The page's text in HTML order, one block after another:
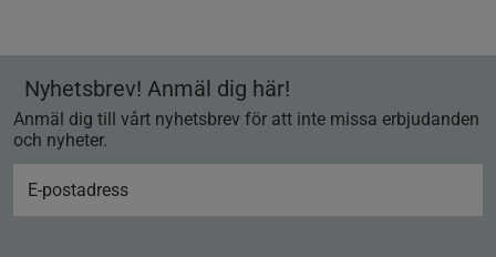
Nyhetsbrev! Anmäl dig här!
Anmäl dig till vårt nyhetsbrev för att inte missa erbjudanden
och nyheter.